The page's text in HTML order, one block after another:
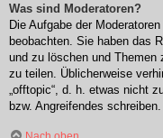
Was sind Moderatoren?
Die Aufgabe der
beobachten. Sie haben das
und zu löschen und
zu teilen. Üblicherweise
„offtopic“, d. h. etwas nicht
bzw. Angreifendes schreiben.